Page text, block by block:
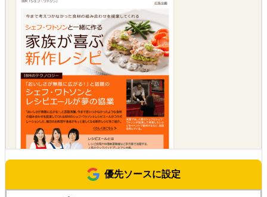
優先ソースに設定